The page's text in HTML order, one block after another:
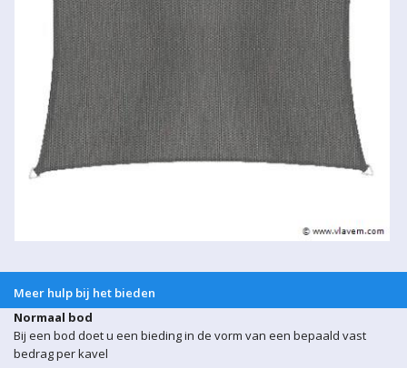
Meer hulp bij het bieden
Normaal bod
Bij een bod doet u een bieding in de vorm van een bepaald vast
bedrag per kavel